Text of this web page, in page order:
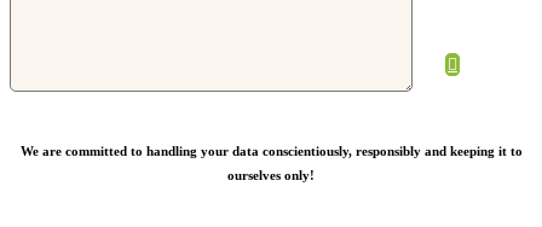
We are committed to handling your data conscientiously, responsibly and keeping it to
ourselves only!